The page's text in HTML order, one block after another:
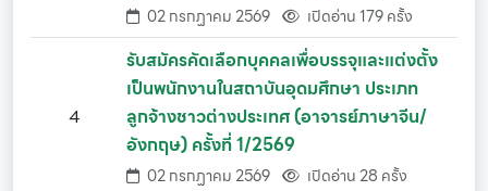
02 กรกฏาคม 2569 เปิดอ่าน 179 ครั้ง
4
รับสมัครคัดเลือกบุคคลเพื่อบรรจุและแต่งตั้ง
เป็นพนักงานในสถาบันอุดมศึกษา ประเภท
ลูกจ้างชาวต่างประเทศ (อาจารย์ภาษาจีน/
อังกฤษ) ครั้งที่ 1/2569
02 กรกฏาคม 2569 เปิดอ่าน 28 ครั้ง